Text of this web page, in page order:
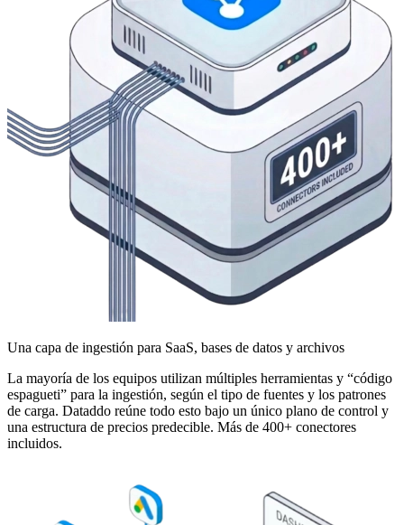
Una capa de ingestión para SaaS, bases de datos y archivos
La mayoría de los equipos utilizan múltiples herramientas y “código
espagueti” para la ingestión, según el tipo de fuentes y los patrones
de carga. Dataddo reúne todo esto bajo un único plano de control y
una estructura de precios predecible. Más de 400+ conectores
incluidos.